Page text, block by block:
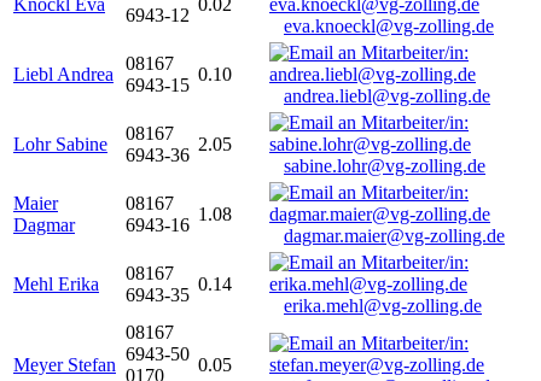
Knöckl Eva
6943-12
0.02
eva.knoeckl@vg-zolling.de
Liebl Andrea
08167
6943-15
0.10
andrea.liebl@vg-zolling.de
Lohr Sabine
08167
6943-36
2.05
sabine.lohr@vg-zolling.de
Maier
Dagmar
08167
6943-16
1.08
dagmar.maier@vg-zolling.de
Mehl Erika
08167
6943-35
0.14
erika.mehl@vg-zolling.de
Meyer Stefan
08167
6943-50
0170
0.05